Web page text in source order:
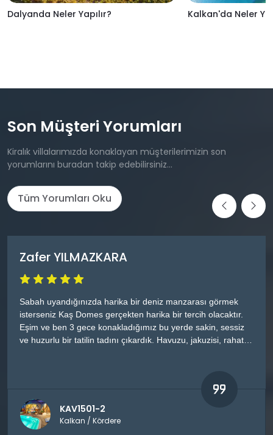
Dalyanda Neler Yapılır? Kalkan'da Neler
Son Müşteri Yorumları
Kiralık villalarımızda konaklayan müşterilerimizin son
yorumlarını buradan takip edebilirsiniz...
Tüm Yorumları Oku
Zafer YILMAZKARA
Sabah uyandığınızda harika bir deniz manzarası görmek
isterseniz Kaş Domes gerçekten harika bir tercih olacaktır.
Eşim ve ben 3 gece konakladığımız bu yerde sakin, sessiz
ve huzurlu bir tatilin tadını çıkardık. Havuzu, jakuzisi, rahat
ederim. Son olarak yola çıktığımız günden konakladığımız
süre boyunca bizimle sürekli ilgilenen ve yardımcı olan Kaş
Domes sorumlusu Musa bey ''e nezaketi, güler yüzü ve
ilgisinden dolayı çok teşekkür ederim.
KAV1501-2
Kalkan / Kördere